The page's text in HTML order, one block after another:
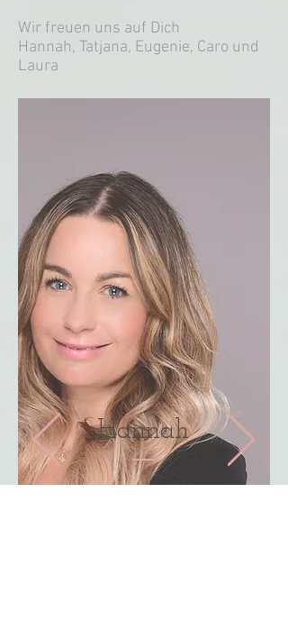
Wir freuen uns auf Dich
Hannah, Tatjana, Eugenie, Caro und
Laura
Hannah